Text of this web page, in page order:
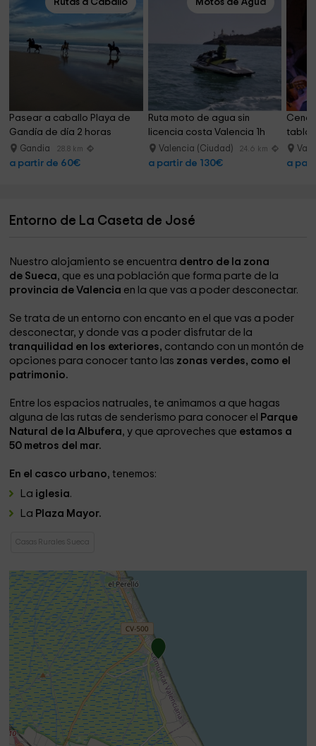
Rutas a Caballo
Pasear a caballo Playa de
Gandía de día 2 horas
Gandia 28.8 km
a partir de 60€
Motos de Agua
Ruta moto de agua sin
licencia costa Valencia 1h
Valencia (Ciudad) 24.6 km
a partir de 130€
Cena
a
Entorno de La Caseta de José
Nuestro alojamiento se encuentra dentro de la zona
de Sueca, que es una población que forma parte de la
provincia de Valencia en la que vas a poder desconectar.
Se trata de un entorno con encanto en el que vas a poder
desconectar, y donde vas a poder disfrutar de la
tranquilidad en los exteriores, contando con un montón de
opciones para conocer tanto las zonas verdes, como el
patrimonio.
Entre los espacios natruales, te animamos a que hagas
alguna de las rutas de senderismo para conocer el
Parque
Natural de la Albufera, y que aproveches que estamos a
50 metros del mar.
En el casco urbano, tenemos:
La iglesia.
La Plaza Mayor.
Casas Rurales Sueca